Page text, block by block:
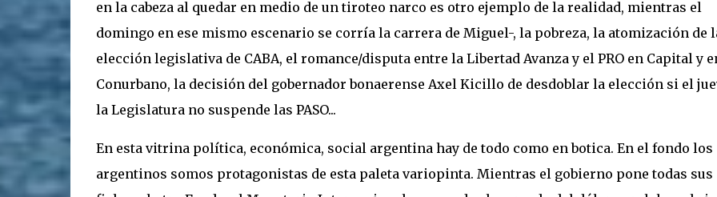
en la cabeza al quedar en medio de un tiroteo narco es otro ejemplo de la realidad, mientras el
domingo en ese mismo escenario se corría la carrera de Miguel-, la pobreza, la atomización de
elección legislativa de CABA, el romance/disputa entre la Libertad Avanza y el PRO en Capital y
Conurbano, la decisión del gobernador bonaerense Axel Kicillo de desdoblar la elección si el
la Legislatura no suspende las PASO...
En esta vitrina política, económica, social argentina hay de todo como en botica. En el fondo los
argentinos somos protagonistas de esta paleta variopinta. Mientras el gobierno pone todas sus